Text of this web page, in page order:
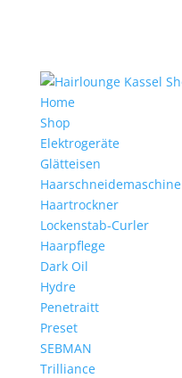
Home
Shop
Elektrogeräte
Glätteisen
Haarschneidemaschine
Haartrockner
Lockenstab-Curler
Haarpflege
Dark Oil
Hydre
Penetraitt
Preset
SEBMAN
Trilliance